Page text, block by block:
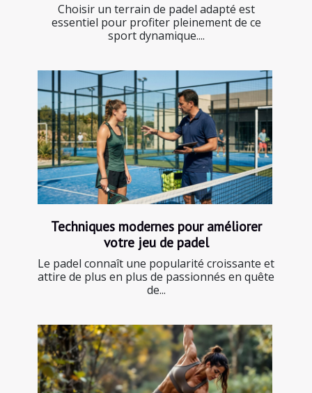
Choisir un terrain de padel adapté est
essentiel pour profiter pleinement de ce
sport dynamique....
Techniques modernes pour améliorer
votre jeu de padel
Le padel connaît une popularité croissante et
attire de plus en plus de passionnés en quête
de...